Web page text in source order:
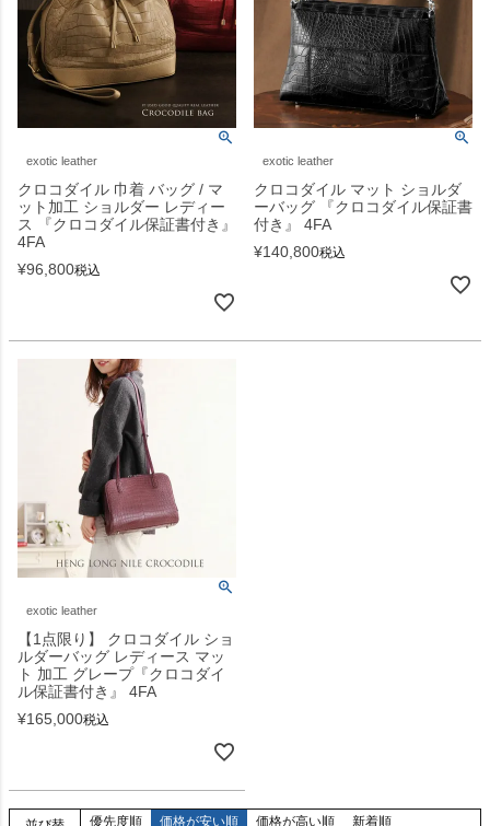
exotic leather
クロコダイル 巾着 バッグ / マ
ット加工 ショルダー レディー
ス 『クロコダイル保証書付き』
4FA
¥96,800税込
exotic leather
クロコダイル マット ショルダ
ーバッグ 『クロコダイル保証書
付き』 4FA
¥140,800税込
exotic leather
【1点限り】 クロコダイル ショ
ルダーバッグ レディース マッ
ト 加工 グレープ『クロコダイ
ル保証書付き』 4FA
¥165,000税込
優先度順 価格が安い順 価格が高い順 新着順